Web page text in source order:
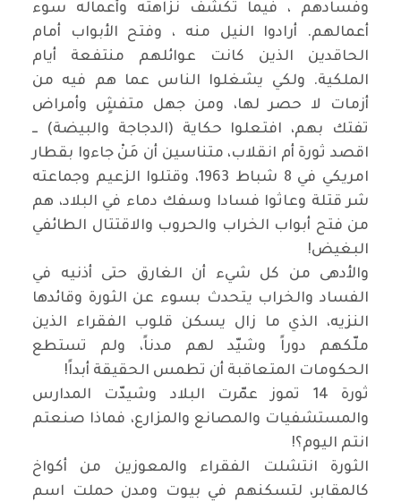
وفسادهم ، فيما تكشف نزاهته وأعماله سوء
أعمالهم. أرادوا النيل منه ، وفتح الأبواب أمام
الحاقدين الذين كانت عوائلهم منتفعة أيام
الملكية. ولكي يشغلوا الناس عما هم فيه من
أزمات لا حصر لها، ومن جهل متفشٍ وأمراض
تفتك بهم، افتعلوا حكاية (الدجاجة والبيضة) ــ
اقصد ثورة أم انقلاب، متناسين أن مَنْ جاءوا بقطار
امريكي في 8 شباط 1963، وقتلوا الزعيم وجماعته
شر قتلة وعاثوا فسادا وسفك دماء في البلاد، هم
من فتح أبواب الخراب والحروب والاقتتال الطائفي
البغيض!
والأدهى من كل شيء أن الغارق حتى أذنيه في
الفساد والخراب يتحدث بسوء عن الثورة وقائدها
النزيه، الذي ما زال يسكن قلوب الفقراء الذين
ملّكهم دوراً وشيّد لهم مدناً، ولم تستطع
الحكومات المتعاقبة أن تطمس الحقيقة أبداً!
ثورة 14 تموز عمّرت البلاد وشيدّت المدارس
والمستشفيات والمصانع والمزارع، فماذا صنعتم
انتم اليوم؟!
الثورة انتشلت الفقراء والمعوزين من أكواخ
كالمقابر، لتسكنهم في بيوت ومدن حملت اسم